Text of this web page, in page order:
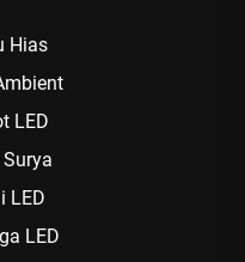
Hias
LED
LED
LED